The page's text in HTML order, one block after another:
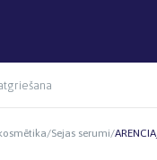
/Sejas serumi/